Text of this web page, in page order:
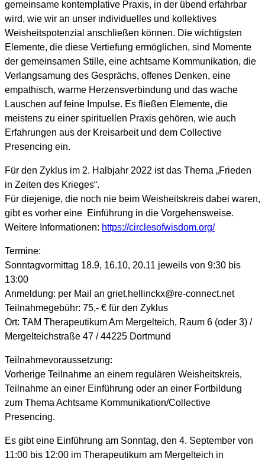
gemeinsame kontemplative Praxis, in der übend erfahrbar
wird, wie wir an unser individuelles und kollektives
Weisheitspotenzial anschließen können. Die wichtigsten
Elemente, die diese Vertiefung ermöglichen, sind Momente
der gemeinsamen Stille, eine achtsame Kommunikation, die
Verlangsamung des Gesprächs, offenes Denken, eine
empathisch, warme Herzensverbindung und das wache
Lauschen auf feine Impulse. Es fließen Elemente, die
meistens zu einer spirituellen Praxis gehören, wie auch
Erfahrungen aus der Kreisarbeit und dem Collective
Presencing ein.
Für den Zyklus im 2. Halbjahr 2022 ist das Thema „Frieden
in Zeiten des Krieges“.
Für diejenige, die noch nie beim Weisheitskreis dabei waren,
gibt es vorher eine Einführung in die Vorgehensweise.
Weitere Informationen: https://circlesofwisdom.org/
Termine:
Sonntagvormittag 18.9, 16.10, 20.11 jeweils von 9:30 bis
13:00
Anmeldung: per Mail an griet.hellinckx@re-connect.net
Teilnahmegebühr: 75,- € für den Zyklus
Ort: TAM Therapeutikum Am Mergelteich, Raum 6 (oder 3) /
Mergelteichstraße 47 / 44225 Dortmund
Teilnahmevoraussetzung:
Vorherige Teilnahme an einem regulären Weisheitskreis,
Teilnahme an einer Einführung oder an einer Fortbildung
zum Thema Achtsame Kommunikation/Collective
Presencing.
Es gibt eine Einführung am Sonntag, den 4. September von
11:00 bis 12:00 im Therapeutikum am Mergelteich in